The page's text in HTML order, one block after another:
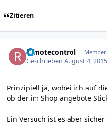
Zitieren
remotecontrol
GeschriebenAugust 4,
Prinzipiell ja, wobei ich auf
ob der im Shop angebote
Ein Versuch ist es aber sicher